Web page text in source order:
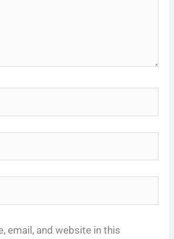
email, and website in this